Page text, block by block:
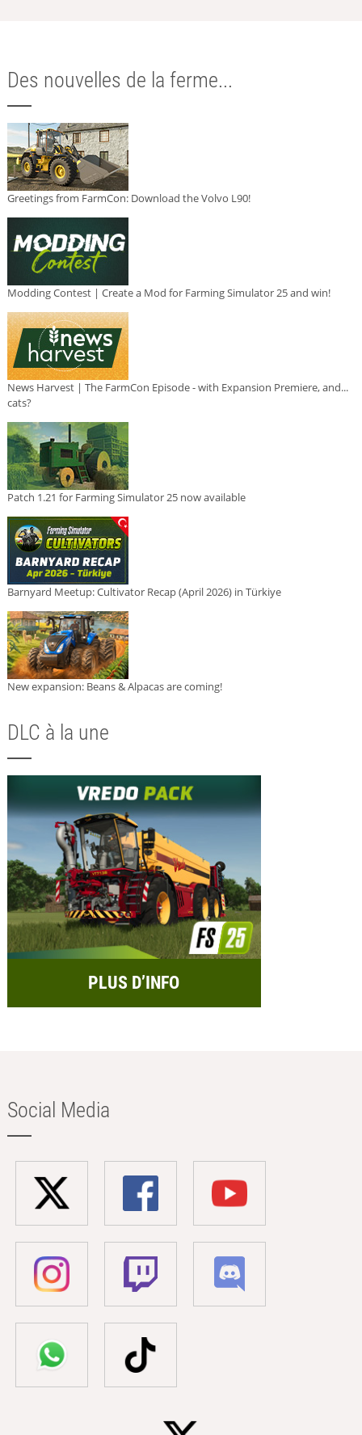
Des nouvelles de la ferme...
Greetings from FarmCon: Download the Volvo L90!
Modding Contest | Create a Mod for Farming Simulator 25 and win!
News Harvest | The FarmCon Episode - with Expansion Premiere, and...
cats?
Patch 1.21 for Farming Simulator 25 now available
Barnyard Meetup: Cultivator Recap (April 2026) in Türkiye
New expansion: Beans & Alpacas are coming!
DLC à la une
PLUS D’INFO
Social Media